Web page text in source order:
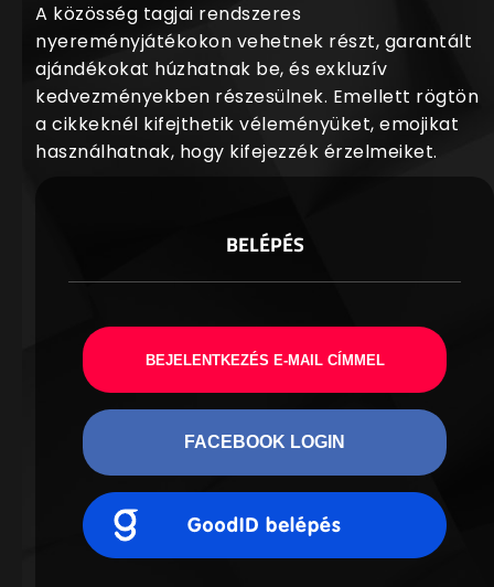
A közösség tagjai rendszeres
nyereményjátékokon vehetnek részt, garantált
ajándékokat húzhatnak be, és exkluzív
kedvezményekben részesülnek. Emellett rögtön
a cikkeknél kifejthetik véleményüket, emojikat
használhatnak, hogy kifejezzék érzelmeiket.
BELÉPÉS
BEJELENTKEZÉS E-MAIL CÍMMEL
FACEBOOK LOGIN